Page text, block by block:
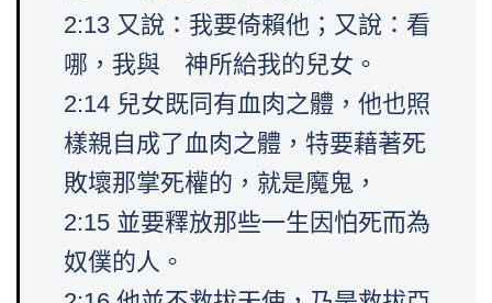
2:13 又說：我要倚賴他；又說：看
哪，我與 神所給我的兒女。
2:14 兒女既同有血肉之體，他也照
樣親自成了血肉之體，特要藉著死
敗壞那掌死權的，就是魔鬼，
2:15 並要釋放那些一生因怕死而為
奴僕的人。